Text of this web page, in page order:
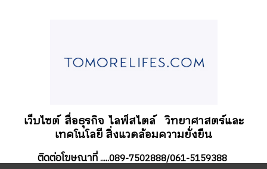
เว็บไซต์ สื่อธุรกิจไลฟ์สไตล์ วิทยาศาสตร์และ
เทคโนโลยี สิ่งแวดล้อมความยั่งยืน
ติดต่อโฆษณาที่.....089-7502888/061-5159388